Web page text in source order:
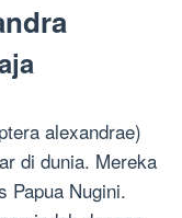
alexandrae)
di dunia. Mereka
Papua Nugini.